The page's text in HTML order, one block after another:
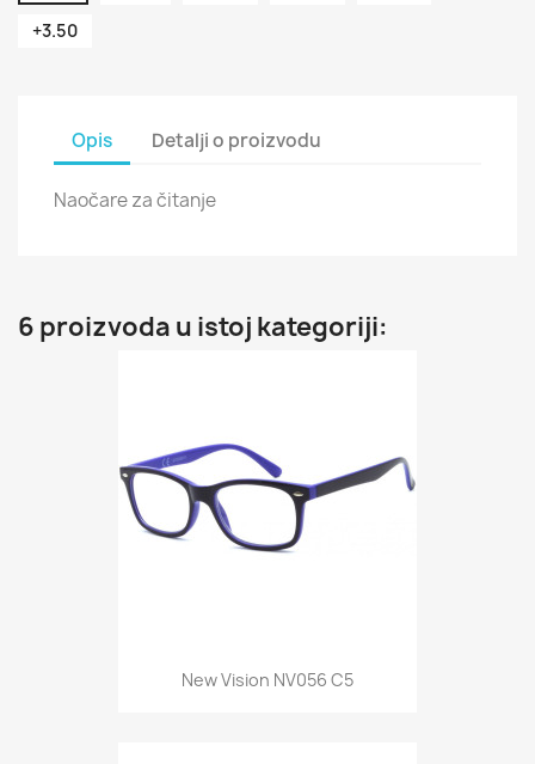
+3.50
Opis Detalji o proizvodu
Naočare za čitanje
6 proizvoda u istoj kategoriji:
New Vision NV056 C5